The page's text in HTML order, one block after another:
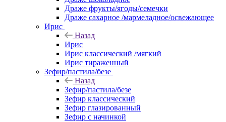
Драже фрукты/ягоды/семечки
Драже сахарное /мармеладное/освежающее
Ирис
Назад
Ирис
Ирис классический /мягкий
Ирис тираженный
Зефир/пастила/безе
Назад
Зефир/пастила/безе
Зефир классический
Зефир глазированный
Зефир с начинкой